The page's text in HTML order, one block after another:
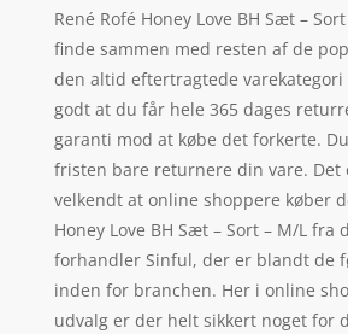
René Rofé Honey Love BH Sæt –
finde sammen med resten af de
den altid eftertragtede varekategori
godt at du får hele 365 dages
garanti mod at købe det forkerte.
fristen bare returnere din vare. Det
velkendt at online shoppere køber
Honey Love BH Sæt – Sort – M/L fra
forhandler Sinful, der er blandt de
inden for branchen. Her i online
udvalg er der helt sikkert noget for